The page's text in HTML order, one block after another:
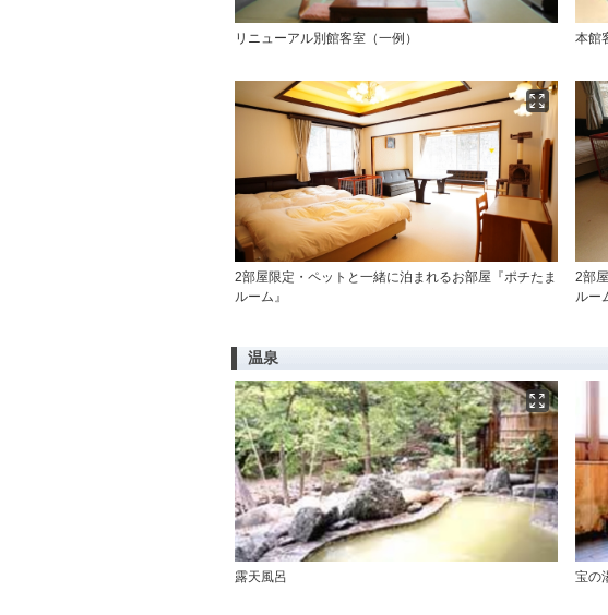
リニューアル別館客室（一例） 本館
2部屋限定・ペットと一緒に泊まれるお部屋『ポチたま
ルーム』
2部
ルー
温泉
露天風呂 宝の